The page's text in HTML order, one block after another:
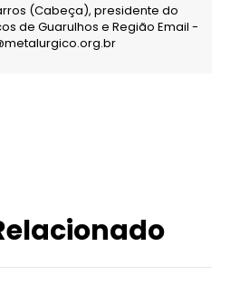
(Cabeça), presidente do
de Guarulhos e Região Email -